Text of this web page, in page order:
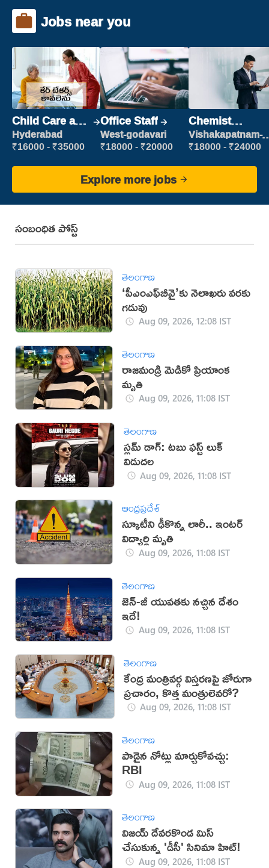
Jobs near you
Child Care and
Patient care
Hyderabad
₹16000 - ₹35000
Office Staff
West-godavari
₹18000 - ₹20000
Chemist
Production
Executive
Vishakapatnam-
new
₹18000 - ₹24000
Explore more jobs
సంబంధిత పోస్ట్
తెలంగాణ
‘పీఎంఎఫ్‌బీవై’కు నెలాఖరు వరకు
గడువు
Aug 09, 2026, 12:08 IST
తెలంగాణ
రాజమండ్రి మెడికో ప్రియాంక
మృతి
Aug 09, 2026, 11:08 IST
తెలంగాణ
స్లమ్ డాగ్: టబు ఫస్ట్ లుక్
విడుదల
Aug 09, 2026, 11:08 IST
ఆంధ్రప్రదేశ్
స్కూటీని ఢీకొన్న లారీ.. ఇంటర్‌
విద్యార్థి మృతి
Aug 09, 2026, 11:08 IST
తెలంగాణ
జెన్-జీ యువతకు నచ్చిన దేశం
ఇదే!
Aug 09, 2026, 11:08 IST
తెలంగాణ
కేంద్ర మంత్రివర్గ విస్తరణపై జోరుగా
ప్రచారం, కొత్త మంత్రులెవరో?
Aug 09, 2026, 11:08 IST
తెలంగాణ
పాడైన నోట్లు మార్చుకోవచ్చు:
RBI
Aug 09, 2026, 11:08 IST
తెలంగాణ
విజయ్ దేవరకొండ మిస్
చేసుకున్న 'డీసీ' సినిమా హిట్!
Aug 09, 2026, 11:08 IST